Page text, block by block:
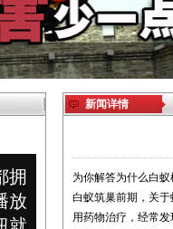
新闻详情
为你解答为什么
白蚁筑巢前期，关
用药物治疗，经常